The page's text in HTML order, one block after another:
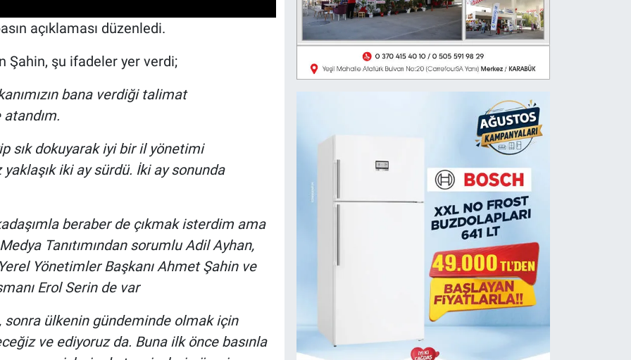
açıklaması düzenledi.
Şahin, şu ifadeler yer verdi;
bana verdiği talimat
sık dokuyarak iyi bir il yönetimi
iki ay sürdü. İki ay sonunda
beraber de çıkmak isterdim ama
Tanıtımından sorumlu Adil Ayhan,
Yönetimler Başkanı Ahmet Şahin ve
Erol Serin de var
ülkenin gündeminde olmak için
ve ediyoruz da. Buna ilk önce basınla